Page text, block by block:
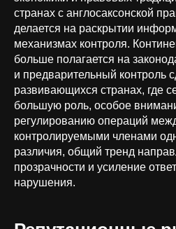
странах с англосаксонской
делается на раскрытии
механизмах контроля.
больше полагается на
и предварительный контроль
развивающихся странах, где
большую роль, особое
регулированию операций
контролируемыми членами
различия, общий тренд
прозрачности и усиление
нарушения.